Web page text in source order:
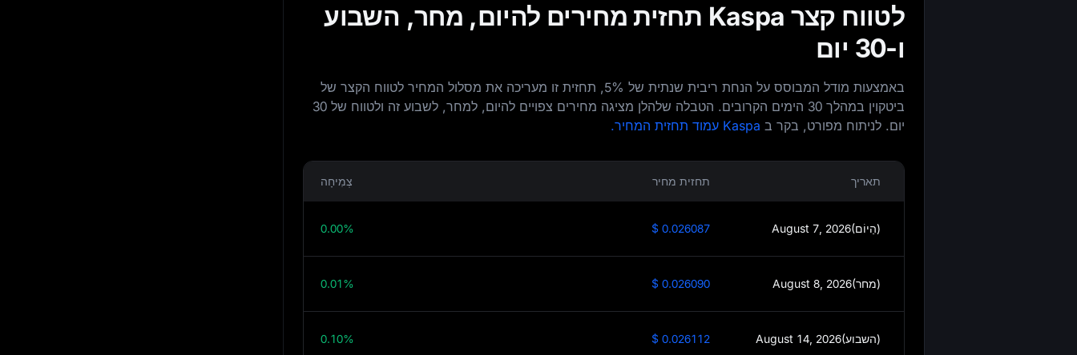
לטווח קצר Kaspa תחזית מחירים להיום, מחר, השבוע
ו-30 יום
באמצעות מודל המבוסס על הנחת ריבית שנתית של 5%, תחזית זו מעריכה את מסלול המחיר לטווח הקצר של
ביטקוין במהלך 30 הימים הקרובים. הטבלה שלהלן מציגה מחירים צפויים להיום, למחר, לשבוע זה ולטווח של 30
יום. לניתוח מפורט, בקר ב Kaspa עמוד תחזית המחיר.
תאריך תחזית מחיר צְמִיחָה
August 7, 2026(הַיוֹם) $ 0.026087
0.00%
August 8, 2026(מחר) $ 0.026090
0.01%
August 14, 2026(השבוע) $ 0.026112
0.10%